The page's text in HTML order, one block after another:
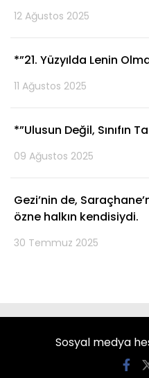
12 Ağustos 2025
*”21. Yüzyılda Lenin
11 Ağustos 2025
*”Ulusun Değil, Sınıfın
09 Ağustos 2025
Gezi’nin de,
özne halkın kendisiydi.
30 Temmuz 2025
Sosyal medya